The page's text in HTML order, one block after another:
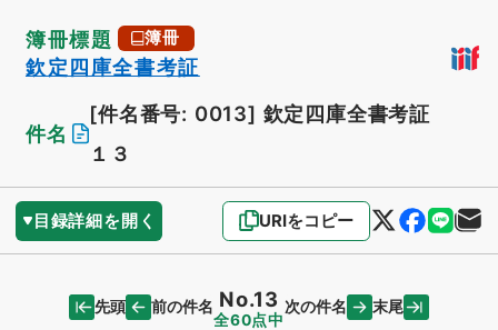
簿冊標題 簿冊
欽定四庫全書考証
件名
[件名番号: 0013] 欽定四庫全書考証
１３
目録詳細を開く URIをコピー
先頭 前の件名 No.13
全60点中
次の件名 末尾